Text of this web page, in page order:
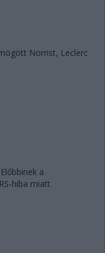
Norrist, Leclerc
a
hiba miatt